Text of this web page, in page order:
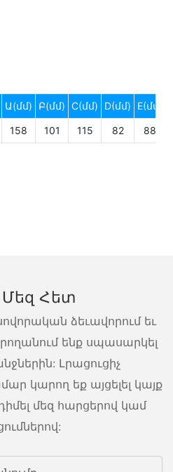
Ա(մմ) Բ(մմ) C(մմ) D(մմ) E(մմ)
158 101 115 82 88
Հետ
ձեւավորում եւ
ենք սպասարկել
Լրացուցիչ
կարող եք այցելել կայք
մեզ հարցերով կամ